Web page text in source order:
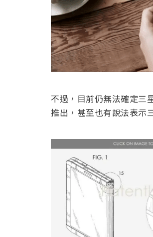
不過，目前仍無法確定三
推出，甚至也有說法表示